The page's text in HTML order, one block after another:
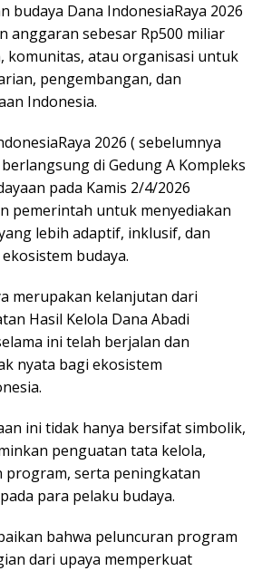
budaya Dana IndonesiaRaya 2026
anggaran sebesar Rp500 miliar
komunitas, atau organisasi untuk
pengembangan, dan
Indonesia.
2026 ( sebelumnya
di Gedung A Kompleks
pada Kamis 2/4/2026
pemerintah untuk menyediakan
lebih adaptif, inklusif, dan
budaya.
merupakan kelanjutan dari
Hasil Kelola Dana Abadi
ini telah berjalan dan
nyata bagi ekosistem
ini tidak hanya bersifat simbolik,
penguatan tata kelola,
program, serta peningkatan
para pelaku budaya.
bahwa peluncuran program
dari upaya memperkuat